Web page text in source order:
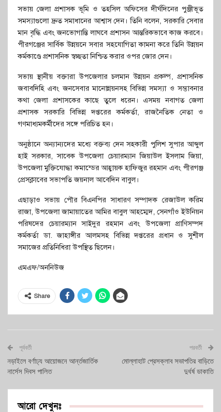
সভায় জেলা প্রশাসক ভূমি ও তহসিল অফিসের দীর্ঘদিনের পুঞ্জীভূত
সমস্যাগুলো দ্রুত সমাধানের আশ্বাস দেন। তিনি বলেন, সরকারি সেবার
মান বৃদ্ধি এবং জনভোগান্তি লাঘবে প্রশাসন আন্তরিকভাবে কাজ করবে।
পীরগঞ্জের সার্বিক উন্নয়নে সবার সহযোগিতা কামনা করে তিনি উন্নয়ন
কর্মকাণ্ডে প্রশাসনিক স্বচ্ছতা নিশ্চিত করার ওপর জোর দেন।
সভায় স্থানীয় বক্তারা উপজেলার চলমান উন্নয়ন প্রকল্প, প্রশাসনিক
জবাবদিহি এবং জনসেবার মানোন্নয়নসহ বিভিন্ন সমস্যা ও সম্ভাবনার
কথা জেলা প্রশাসকের কাছে তুলে ধরেন। এসময় নবাগত জেলা
প্রশাসক সরকারি বিভিন্ন দপ্তরের কর্মকর্তা, রাজনৈতিক নেতা ও
গণমাধ্যমকর্মীদের সঙ্গে পরিচিত হন।
অনুষ্ঠানে অন্যান্যদের মধ্যে বক্তব্য দেন সহকারী পুলিশ সুপার আব্দুল
হাই সরকার, সাবেক উপজেলা চেয়ারম্যান জিয়াউল ইসলাম জিয়া,
উপজেলা মুক্তিযোদ্ধা কমান্ডের আহ্বায়ক হাফিজুর রহমান এবং পীরগঞ্জ
প্রেসক্লাবের সভাপতি জয়নাল আবেদিন বাবুল।
এছাড়াও সভায় পৌর বিএনপির সাধারণ সম্পাদক রেজাউল করিম
রাজা, উপজেলা জামায়াতের আমির বাবুল আহম্মেদ, সেনগাঁও ইউনিয়ন
পরিষদের চেয়ারম্যান সাইদুর রহমান এবং উপজেলা প্রাণিসম্পদ
কর্মকর্তা ডা. জাহাঙ্গীর আলমসহ বিভিন্ন দপ্তরের প্রধান ও সুশীল
সমাজের প্রতিনিধিরা উপস্থিত ছিলেন।
এমএফ/অননিউজ
Share
পূর্ববর্তী
নড়াইলে বর্ণাঢ্য আয়োজনে আর্ন্তজার্তিক
নার্সেস দিবস পালিত
পরবর্তী
মোল্লাহাট প্রেসক্লাব সভাপতির বাড়িতে
দুর্ধর্ষ ডাকাতি
আরো দেখুনঃ